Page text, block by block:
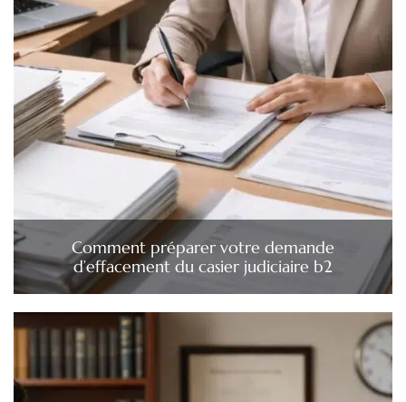
Comment préparer votre demande
d’effacement du casier judiciaire b2